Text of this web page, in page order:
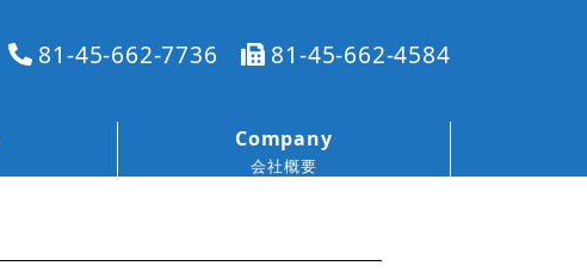
81-45-662-7736 81-45-662-4584
Company
会社概要